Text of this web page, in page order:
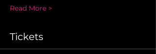
Read More >
Tickets